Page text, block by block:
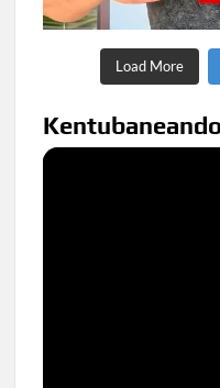
Load More